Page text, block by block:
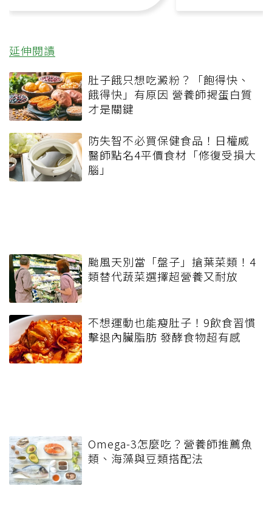
延伸閱讀
肚子餓只想吃澱粉？「飽得快、
餓得快」有原因 營養師揭蛋白質
才是關鍵
防失智不必買保健食品！日權威
醫師點名4平價食材「修復受損大
腦」
颱風天別當「盤子」搶葉菜類！4
類替代蔬菜選擇超營養又耐放
不想運動也能瘦肚子！9飲食習慣
擊退內臟脂肪 發酵食物超有感
Omega-3怎麼吃？營養師推薦魚
類、海藻與豆類搭配法